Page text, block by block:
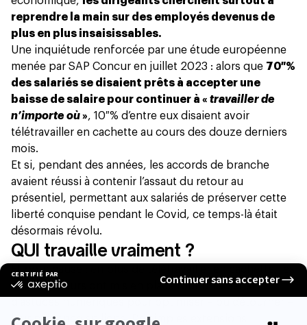
reprendre la main sur des employés devenus de
plus en plus insaisissables.
Une inquiétude renforcée par une étude européenne
menée par SAP Concur en juillet 2023 : alors que 70 %
des salariés se disaient prêts à accepter une
baisse de salaire pour continuer à « travailler de
n’importe où», 10 % d’entre eux disaient avoir
télétravailler en cachette au cours des douze derniers
mois.
Et si, pendant des années, les accords de branche
avaient réussi à contenir l’assaut du retour au
présentiel, permettant aux salariés de préserver cette
liberté conquise pendant le Covid, ce temps-là était
désormais révolu.
QUI travaille vraiment ?
Et pour cause : en plus de télétravailler en cachette, les
télétravailleurs ont mis en place tout un arsenal
leur présence en ligne. De simples extensions